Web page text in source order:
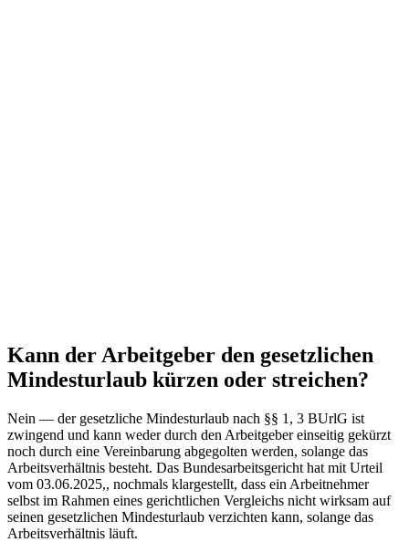
Kann der Arbeitgeber den gesetzlichen
Mindesturlaub kürzen oder streichen?
Nein — der gesetzliche Mindesturlaub nach §§ 1, 3 BUrlG ist
zwingend und kann weder durch den Arbeitgeber einseitig gekürzt
noch durch eine Vereinbarung abgegolten werden, solange das
Arbeitsverhältnis besteht. Das Bundesarbeitsgericht hat mit Urteil
vom 03.06.2025,, nochmals klargestellt, dass ein Arbeitnehmer
selbst im Rahmen eines gerichtlichen Vergleichs nicht wirksam auf
seinen gesetzlichen Mindesturlaub verzichten kann, solange das
Arbeitsverhältnis läuft.